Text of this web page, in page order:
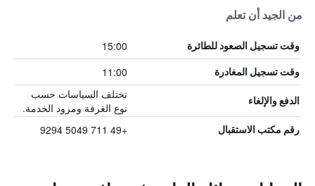
من الجيد أن تعلم
وقت تسجيل الصعود للطائرة 15:00
وقت تسجيل المغادرة 11:00
الدفع والإلغاء
تختلف السياسات حسب
نوع الغرفة ومزود الخدمة.
رقم مكتب الاستقبال +49 711 5049 9294